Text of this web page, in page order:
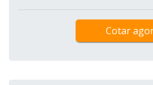
Cotar